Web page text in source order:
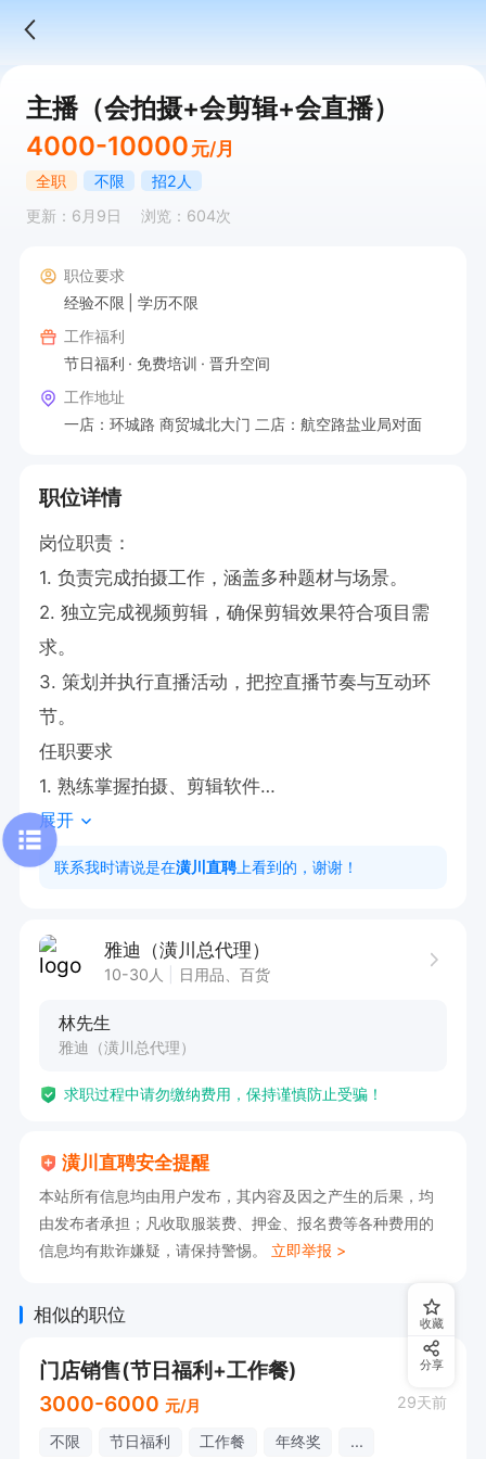
主播（会拍摄+会剪辑+会直播）
4000-10000 元/月
全职 不限
招2人
更新：6月9日
浏览：604次
职位要求
经验不限
学历不限
工作福利
节日福利
免费培训
晋升空间
工作地址
一店：环城路 商贸城北大门 二店：航空路盐业局对面
职位详情
岗位职责：
1. 负责完成拍摄工作，涵盖多种题材与场景。
2. 独立完成视频剪辑，确保剪辑效果符合项目需
求。
3. 策划并执行直播活动，把控直播节奏与互动环
节。
任职要求
1. 熟练掌握拍摄、剪辑软件
2. 具备良好沟通能力，抗压能力强，应变快
3. 有直播、视频制作经验者优先
展开
联系我时请说是在潢川直聘 上看到的，谢谢！
雅迪（潢川总代理）
10-30人 日用品、百货
林先生
雅迪（潢川总代理）
求职过程中请勿缴纳费用，保持谨慎防止受骗！
潢川直聘安全提醒
本站所有信息均由用户发布，其内容及因之产生的后果，均
由发布者承担；凡收取服装费、押金、报名费等各种费用的
信息均有欺诈嫌疑，请保持警惕。 立即举报 >
相似的职位
门店销售(节日福利+工作餐)
3000-6000 元/月 29天前
不限 节日福利 工作餐 年终奖 ...
收藏
分享